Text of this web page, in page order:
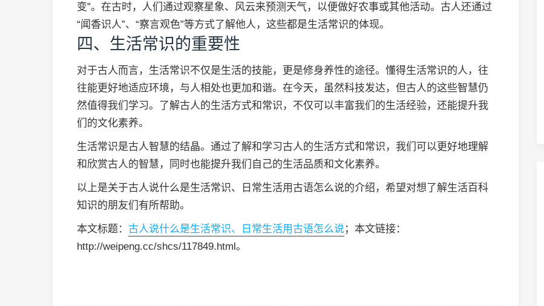
变”。在古时，人们通过观察星象、风云来预测天气，以便做好农事或其他活动。古人还通过
“闻香识人”、“察言观色”等方式了解他人，这些都是生活常识的体现。
四、生活常识的重要性
对于古人而言，生活常识不仅是生活的技能，更是修身养性的途径。懂得生活常识的人，往
往能更好地适应环境，与人相处也更加和谐。在今天，虽然科技发达，但古人的这些智慧仍
然值得我们学习。了解古人的生活方式和常识，不仅可以丰富我们的生活经验，还能提升我
们的文化素养。
生活常识是古人智慧的结晶。通过了解和学习古人的生活方式和常识，我们可以更好地理解
和欣赏古人的智慧，同时也能提升我们自己的生活品质和文化素养。
以上是关于古人说什么是生活常识、日常生活用古语怎么说的介绍，希望对想了解生活百科
知识的朋友们有所帮助。
本文标题： 古人说什么是生活常识、日常生活用古语怎么说；本文链接：
http://weipeng.cc/shcs/117849.html。